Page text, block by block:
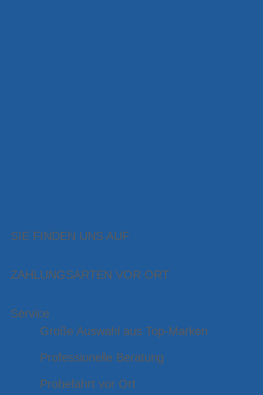
SIE FINDEN UNS AUF
ZAHLUNGSARTEN VOR ORT
Service
Große Auswahl aus Top-Marken
Professionelle Beratung
Probefahrt vor Ort